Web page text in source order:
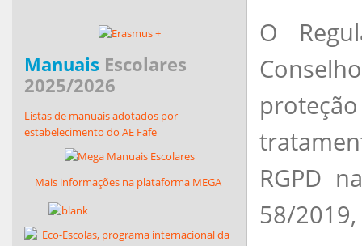
Manuais Escolares
2025/2026
Listas de manuais adotados por
estabelecimento do AE Fafe
Mais informações na plataforma MEGA
O
RGPD
58/